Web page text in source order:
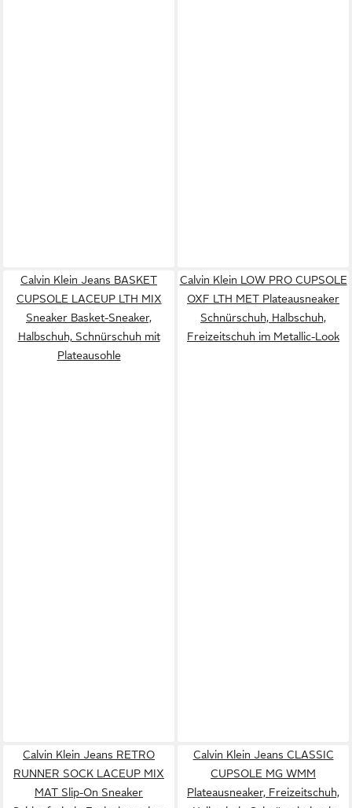
Calvin Klein Jeans BASKET
CUPSOLE LACEUP LTH MIX
Sneaker Basket-Sneaker,
Halbschuh, Schnürschuh mit
Plateausohle
Calvin Klein LOW PRO CUPSOLE
OXF LTH MET Plateausneaker
Schnürschuh, Halbschuh,
Freizeitschuh im Metallic-Look
Calvin Klein Jeans RETRO
RUNNER SOCK LACEUP MIX
MAT Slip-On Sneaker
Calvin Klein Jeans CLASSIC
CUPSOLE MG WMM
Plateausneaker, Freizeitschuh,